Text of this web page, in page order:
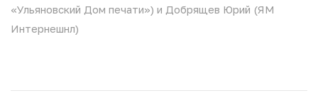
«Ульяновский Дом печати») и Добрящев Юрий (ЯМ
Интернешнл)